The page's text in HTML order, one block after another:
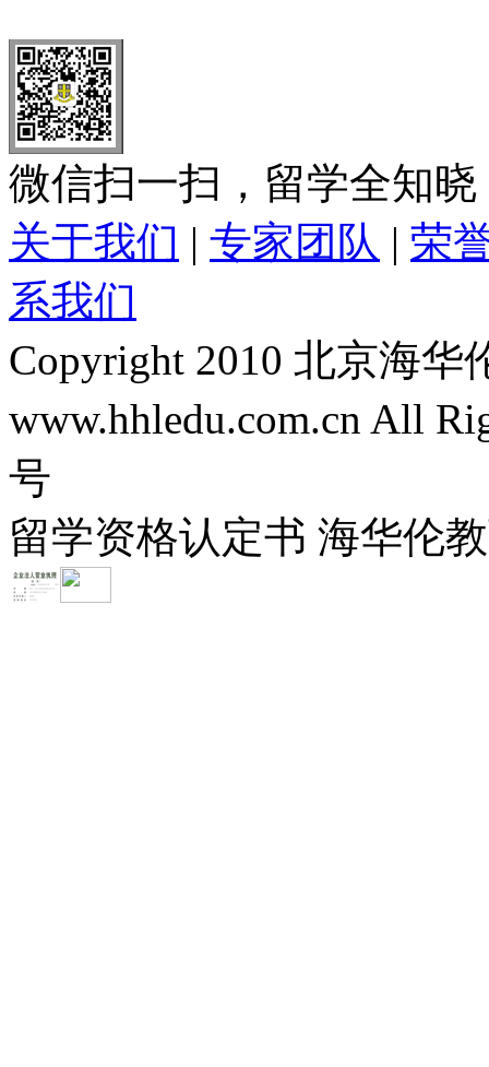
微信扫一扫，留学全知晓
关于我们 | 专家团队 | 荣
系我们
Copyright 2010 北京海
www.hhledu.com.cn All
号
留学资格认定书 海华伦